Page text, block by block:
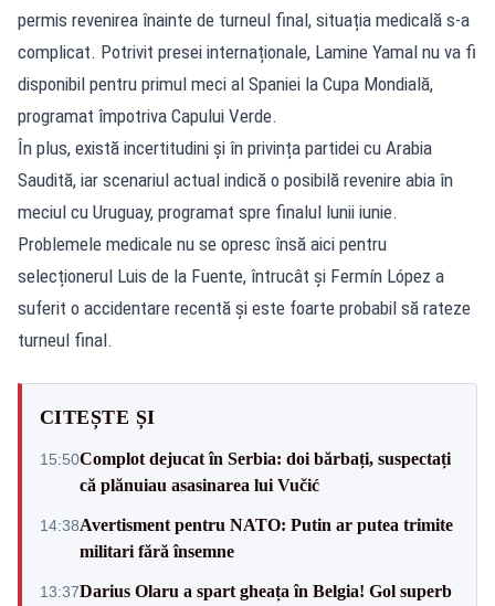
permis revenirea înainte de turneul final, situația medicală s-a
complicat. Potrivit presei internaționale, Lamine Yamal nu va fi
disponibil pentru primul meci al Spaniei la Cupa Mondială,
programat împotriva Capului Verde.
În plus, există incertitudini și în privința partidei cu Arabia
Saudită, iar scenariul actual indică o posibilă revenire abia în
meciul cu Uruguay, programat spre finalul lunii iunie.
Problemele medicale nu se opresc însă aici pentru
selecționerul Luis de la Fuente, întrucât și Fermín López a
suferit o accidentare recentă și este foarte probabil să rateze
turneul final.
CITEȘTE ȘI
15:50Complot dejucat în Serbia: doi bărbați, suspectați
că plănuiau asasinarea lui Vučić
14:38Avertisment pentru NATO: Putin ar putea trimite
militari fără însemne
13:37Darius Olaru a spart gheața în Belgia! Gol superb